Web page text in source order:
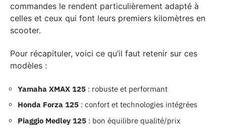
commandes le rendent particulièrement adapté à
celles et ceux qui font leurs premiers kilomètres en
scooter.
Pour récapituler, voici ce qu’il faut retenir sur ces
modèles :
Yamaha XMAX 125 : robuste et performant
Honda Forza 125 : confort et technologies intégrées
Piaggio Medley 125 : bon équilibre qualité/prix